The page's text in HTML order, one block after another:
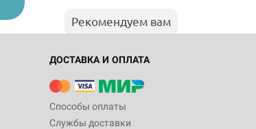
Рекомендуем вам
ДОСТАВКА И ОПЛАТА
Способы оплаты
Службы доставки